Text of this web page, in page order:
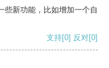
些新功能，比如增加一个自
支持[0] 反对[0]